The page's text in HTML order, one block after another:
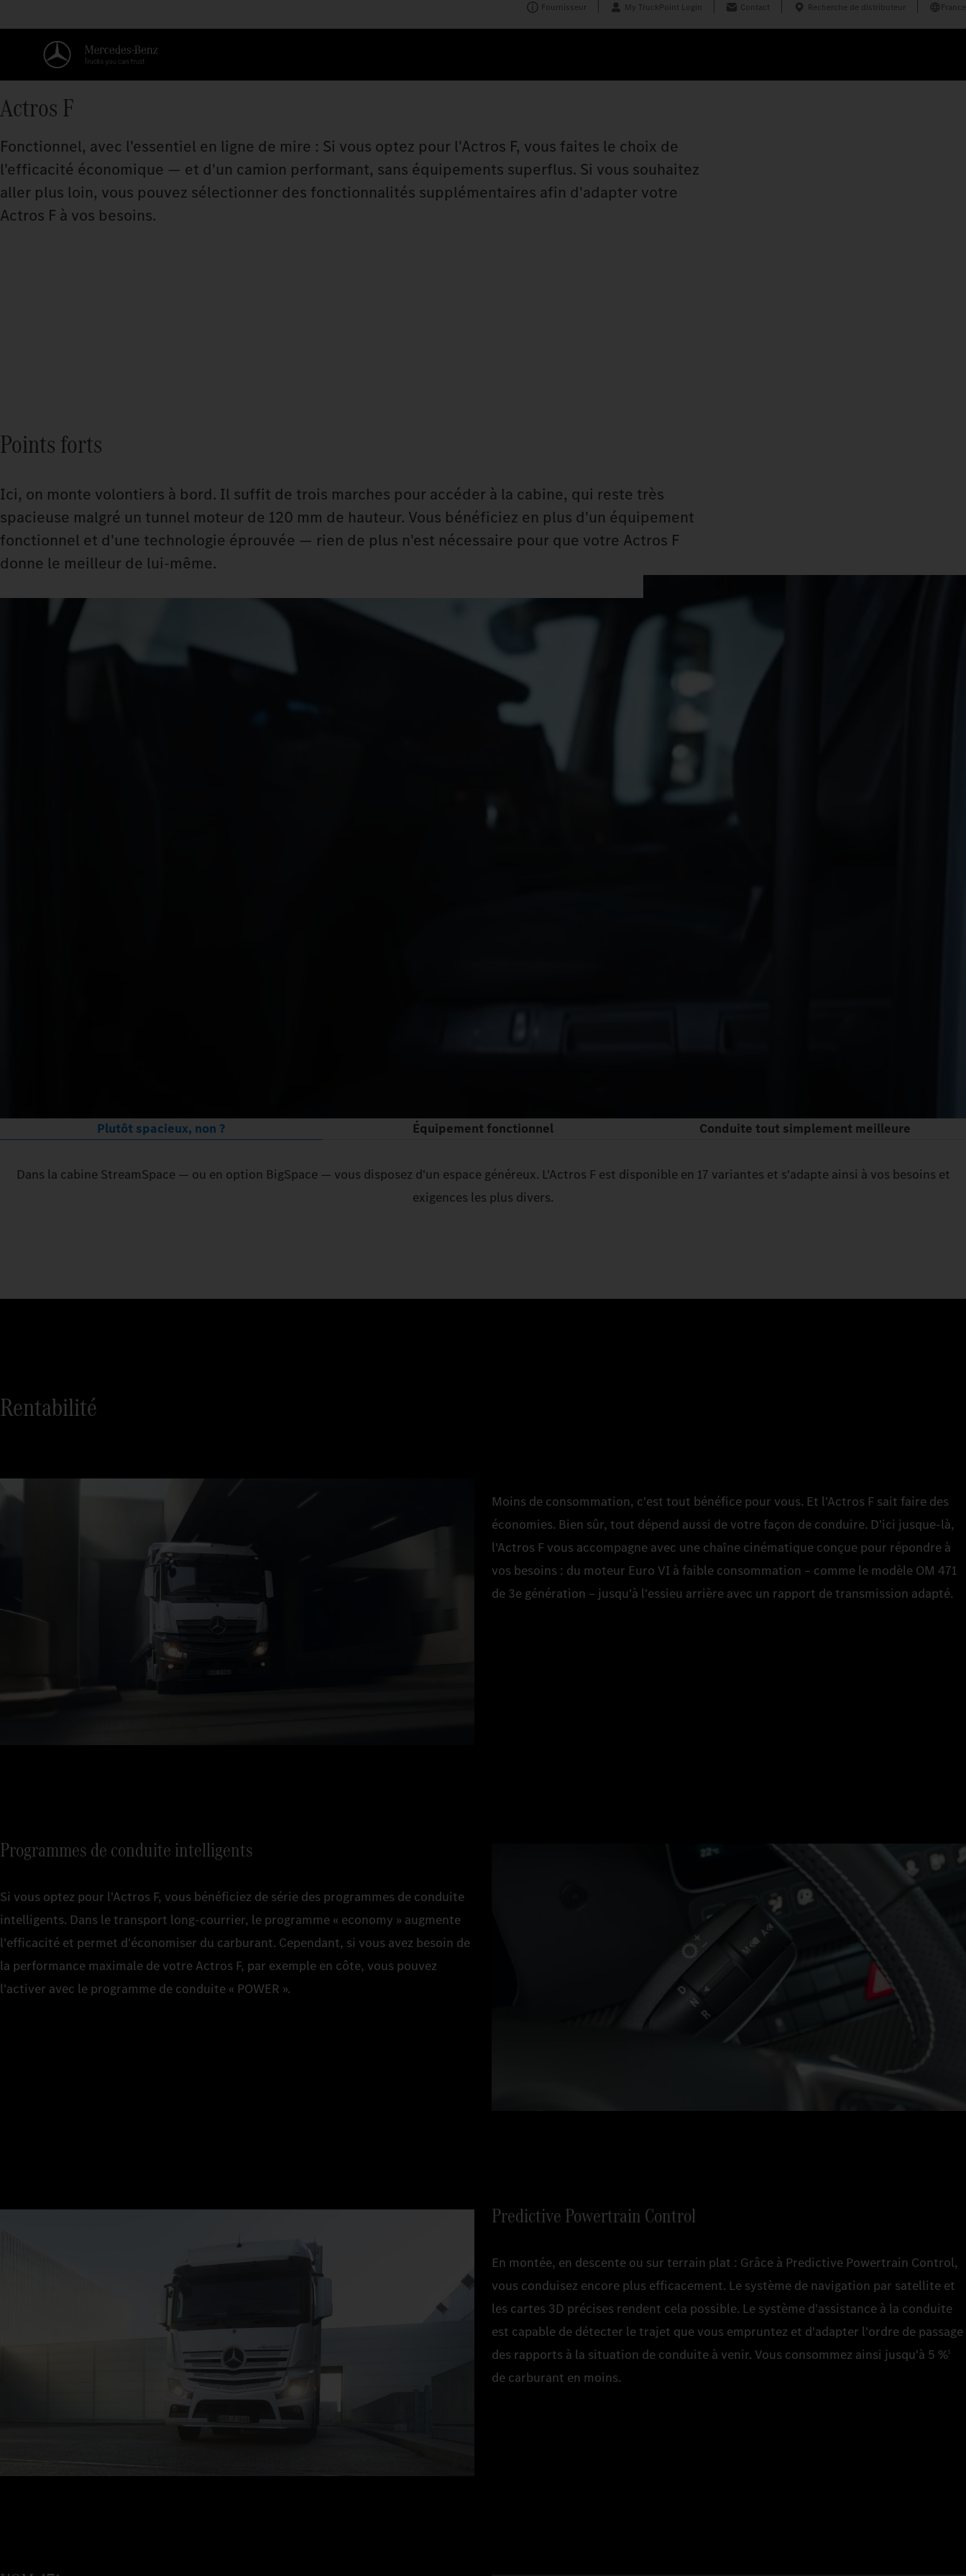
Fournisseur My TruckPoint Login Contact Recherche de distributeur France
Actros F
Fonctionnel, avec l'essentiel en ligne de mire : Si vous optez pour l'Actros F, vous faites le choix de
l'efficacité économique — et d'un camion performant, sans équipements superflus. Si vous souhaitez
aller plus loin, vous pouvez sélectionner des fonctionnalités supplémentaires afin d'adapter votre
Actros F à vos besoins.
Points forts
Ici, on monte volontiers à bord. Il suffit de trois marches pour accéder à la cabine, qui reste très
spacieuse malgré un tunnel moteur de 120 mm de hauteur. Vous bénéficiez en plus d'un équipement
fonctionnel et d'une technologie éprouvée — rien de plus n'est nécessaire pour que votre Actros F
donne le meilleur de lui-même.
Plutôt spacieux, non ? Équipement fonctionnel Conduite tout simplement meilleure
Dans la cabine StreamSpace — ou en option BigSpace — vous disposez d'un espace généreux. L'Actros F est disponible en 17 variantes et s'adapte ainsi à vos besoins et
exigences les plus divers.
Rentabilité
Moins de consommation, c'est tout bénéfice pour vous. Et l'Actros F sait faire des
économies. Bien sûr, tout dépend aussi de votre façon de conduire. D'ici jusque-là,
l'Actros F vous accompagne avec une chaîne cinématique conçue pour répondre à
vos besoins : du moteur Euro VI à faible consommation – comme le modèle OM 471
de 3e génération – jusqu'à l'essieu arrière avec un rapport de transmission adapté.
Programmes de conduite intelligents
Si vous optez pour l'Actros F, vous bénéficiez de série des programmes de conduite
intelligents. Dans le transport long-courrier, le programme « economy » augmente
l'efficacité et permet d'économiser du carburant. Cependant, si vous avez besoin de
la performance maximale de votre Actros F, par exemple en côte, vous pouvez
l'activer avec le programme de conduite « POWER ».
Predictive Powertrain Control
En montée, en descente ou sur terrain plat : Grâce à Predictive Powertrain Control,
vous conduisez encore plus efficacement. Le système de navigation par satellite et
les cartes 3D précises rendent cela possible. Le système d'assistance à la conduite
est capable de détecter le trajet que vous empruntez et d'adapter l'ordre de passage
des rapports à la situation de conduite à venir. Vous consommez ainsi jusqu'à 5 %1
de carburant en moins.